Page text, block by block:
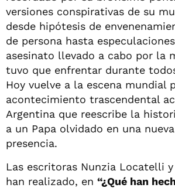
versiones conspirativas de su
desde hipótesis de
de persona hasta
asesinato llevado a cabo por la
tuvo que enfrentar durante
Hoy vuelve a la escena mundial
acontecimiento trascendental
Argentina que reescribe la
a un Papa olvidado en una
presencia.
Las escritoras Nunzia Locatelli
han realizado, en “¿Qué han